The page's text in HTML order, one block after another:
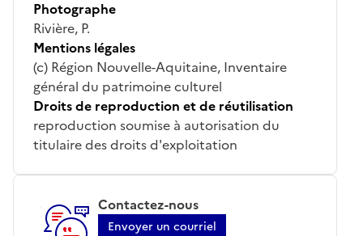
Photographe
Rivière, P.
Mentions légales
(c) Région Nouvelle-Aquitaine, Inventaire
général du patrimoine culturel
Droits de reproduction et de réutilisation
reproduction soumise à autorisation du
titulaire des droits d'exploitation
Contactez-nous
Envoyer un courriel